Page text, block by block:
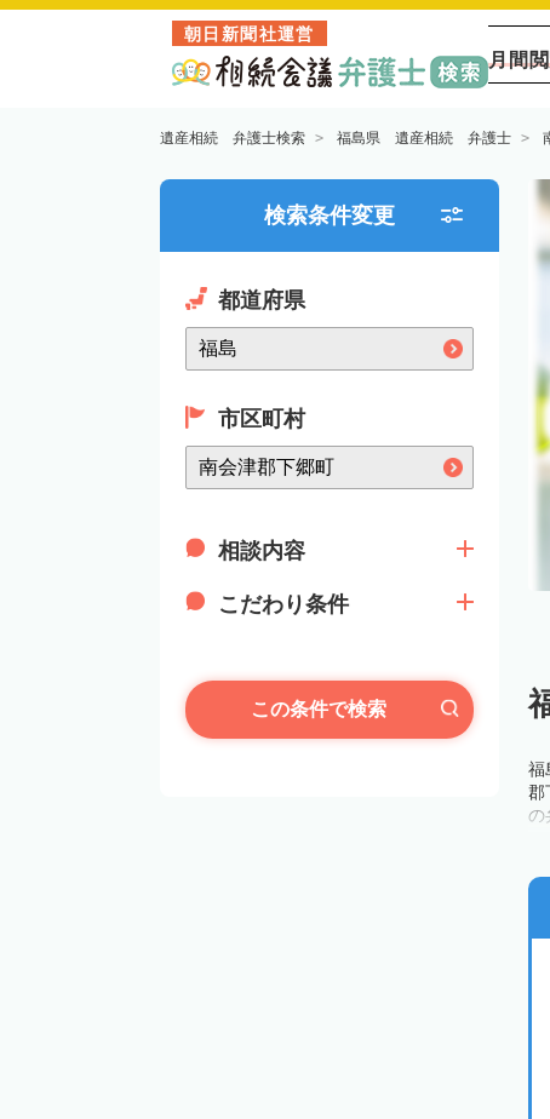
朝日新聞社運営
月間
遺産相続 弁護士検索 福島県 遺産相続 弁護士
検索条件変更
都道府県
市区町村
相談内容
こだわり条件
この条件で検索
福
郡
の